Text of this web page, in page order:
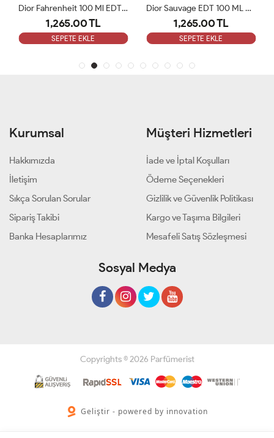
Dior Fahrenheit 100 Ml EDT Erkek Parfüm ARC
1,265.00 TL
SEPETE EKLE
Dior Sauvage EDT 100 ML Erkek Parfüm ARC
1,265.00 TL
SEPETE EKLE
Kurumsal
Hakkımızda
İletişim
Sıkça Sorulan Sorular
Sipariş Takibi
Banka Hesaplarımız
Müşteri Hizmetleri
İade ve İptal Koşulları
Ödeme Seçenekleri
Gizlilik ve Güvenlik Politikası
Kargo ve Taşıma Bilgileri
Mesafeli Satış Sözleşmesi
Sosyal Medya
Copyrights © 2026 Parfümerist
Geliştir - powered by innovation